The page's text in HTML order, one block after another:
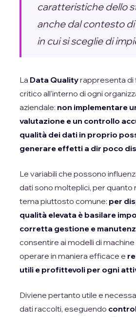
caratteristiche dello
anche dal contesto
in cui si sceglie di
La Data Qualityrappresenta
critico all'interno di ogni
aziendale: non implementare
valutazione e un controllo
qualità dei dati in proprio
generare effetti a dir poco
Le variabili che possono
dati sono molteplici, per quanto
tema piuttosto comune: per
qualità elevata è basilare
corretta gestione e
consentire ai modelli di machine
operare in maniera efficace e
utili e profittevoli per ogni
Diviene pertanto utile e
dati raccolti, eseguendo